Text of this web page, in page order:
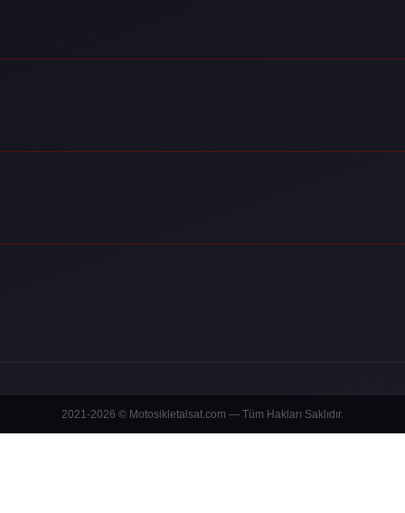
2021-2026 © Motosikletalsat.com — Tüm Hakları Saklıdır.